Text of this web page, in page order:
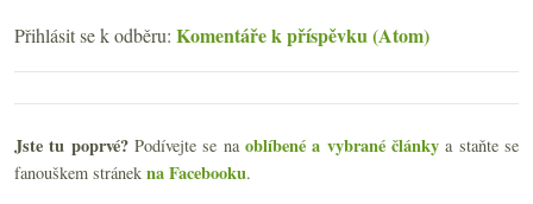
Přihlásit se k odběru: Komentáře k příspěvku (Atom)
Jste tu poprvé?Podívejte se naoblíbené a vybrané články a staňte se
fanouškem stránek na Facebooku.